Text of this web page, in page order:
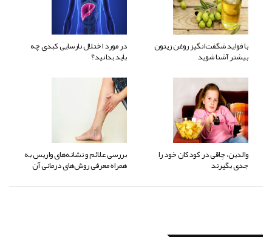
با فواید شگفت‌انگیز روغن زیتون
بیشتر آشنا شوید
در مورد اختلال نارسایی کبدی چه
باید بدانید؟
والدین، چاقی در کودکان خود را
جدی بگیرند
بررسی علائم و نشانه‌های واریس به
همراه معرفی روش‌های درمانی آن